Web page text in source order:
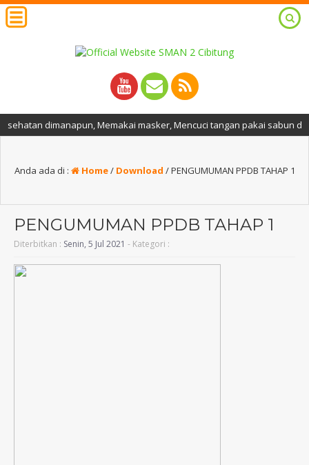
dimanapun, Memakai masker, Mencuci tangan pakai sabun dan
Anda ada di : Home/ Download /PENGUMUMAN PPDB TAHAP 1
PENGUMUMAN PPDB TAHAP 1
Diterbitkan : Senin, 5 Jul 2021 - Kategori :